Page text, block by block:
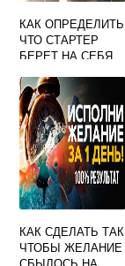
КАК ОПРЕДЕЛИТЬ
ЧТО СТАРТЕР
БЕРЕТ НА СЕБЯ
КАК СДЕЛАТЬ ТАК
ЧТОБЫ ЖЕЛАНИЕ